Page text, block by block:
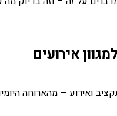
אירועים
ואירוע — מהארוחה